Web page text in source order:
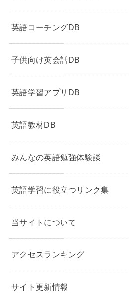
英語コーチングDB
子供向け英会話DB
英語学習アプリDB
英語教材DB
みんなの英語勉強体験談
英語学習に役立つリンク集
当サイトについて
アクセスランキング
サイト更新情報